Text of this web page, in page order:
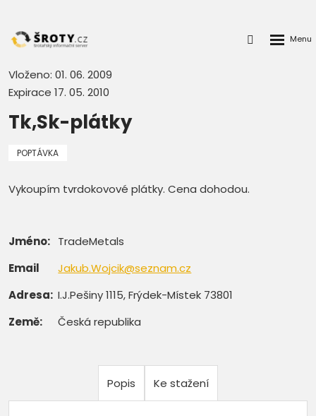
Přihlášení
Vloženo: 01. 06. 2009
Expirace 17. 05. 2010
Tk,Sk-plátky
POPTÁVKA
Vykoupím tvrdokovové plátky. Cena dohodou.
Jméno: TradeMetals
Email
Jakub.Wojcik@seznam.cz
Adresa: I.J.Pešiny 1115, Frýdek-Místek 73801
Země:
Česká republika
Popis Ke stažení